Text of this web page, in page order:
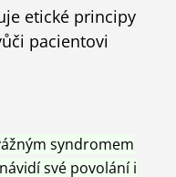
etické principy
pacientovi
syndromem
své povolání i